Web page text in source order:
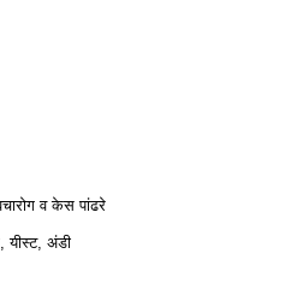
व केस पांढरे
यीस्ट, अंडी